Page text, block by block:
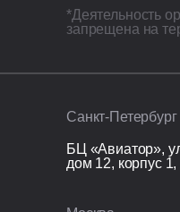
Кровля
БЦ «Авиатор»,
дом 12, корпус
Санкт-Петербург
*Деятельность
запрещена на